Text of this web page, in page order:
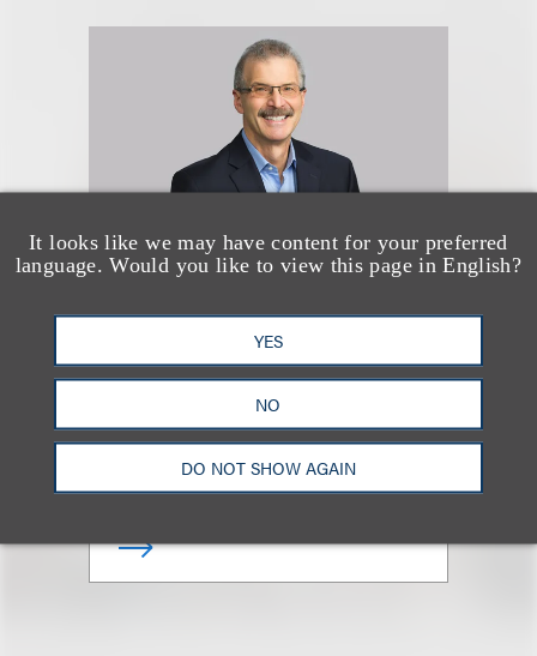
It looks like we may have content for your preferred
language. Would you like to view this page in English?
YES
NO
DO NOT SHOW AGAIN
Michael P. Zweig
(he/him)
合伙人
+1.212.407.4960
Email